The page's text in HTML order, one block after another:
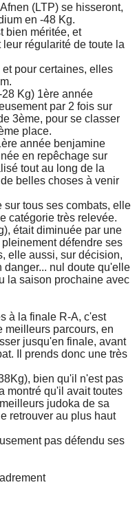
(LTP) se hisseront,
en -48 Kg.
bien méritée, et
régularité de toute la
pour certaines, elles
Kg) 1ère année
par 2 fois sur
3ème, pour se classer
place.
année benjamine
en repêchage sur
tout au long de la
belles choses à venir
sur tous ses combats, elle
catégorie très relevée.
était diminuée par une
défendre ses
elle aussi, sur décision,
danger... nul doute qu'elle
la saison prochaine avec
à la finale R-A, c'est
meilleurs parcours, en
jusqu'en finale, avant
Il prends donc une très
bien qu'il n'est pas
montré qu'il avait toutes
judoka de sa
retrouver au plus haut
pas défendu ses